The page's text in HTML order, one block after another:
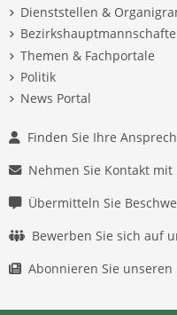
Dienststellen &
Themen & Fachportale
Politik
News Portal
Finden Sie Ihre
Nehmen Sie Kontakt
Übermitteln Sie
Bewerben Sie sich auf
Abonnieren Sie